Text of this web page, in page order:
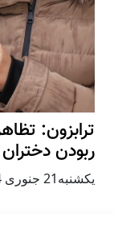
ترابزون:
ربودن
يكشنبه21 جنوری 2024